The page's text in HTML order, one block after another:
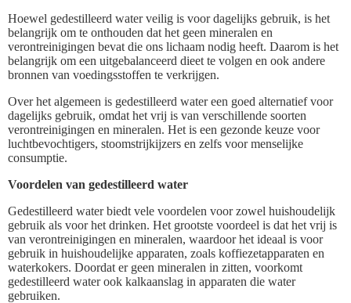
Hoewel gedestilleerd water veilig is voor dagelijks gebruik, is het
belangrijk om te onthouden dat het geen mineralen en
verontreinigingen bevat die ons lichaam nodig heeft. Daarom is het
belangrijk om een uitgebalanceerd dieet te volgen en ook andere
bronnen van voedingsstoffen te verkrijgen.
Over het algemeen is gedestilleerd water een goed alternatief voor
dagelijks gebruik, omdat het vrij is van verschillende soorten
verontreinigingen en mineralen. Het is een gezonde keuze voor
luchtbevochtigers, stoomstrijkijzers en zelfs voor menselijke
consumptie.
Voordelen van gedestilleerd water
Gedestilleerd water biedt vele voordelen voor zowel huishoudelijk
gebruik als voor het drinken. Het grootste voordeel is dat het vrij is
van verontreinigingen en mineralen, waardoor het ideaal is voor
gebruik in huishoudelijke apparaten, zoals koffiezetapparaten en
waterkokers. Doordat er geen mineralen in zitten, voorkomt
gedestilleerd water ook kalkaanslag in apparaten die water
gebruiken.